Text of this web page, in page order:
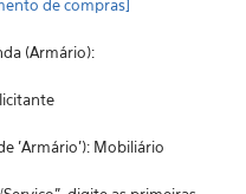
de compras]
(Armário):
'Armário'): Mobiliário